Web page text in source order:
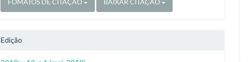
FOMATOS DE CITAÇÃO BAIXAR CITAÇÃO
Edição